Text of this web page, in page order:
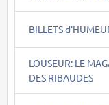
BILLETS
LOUSEUR: LE
DES RIBAUDES